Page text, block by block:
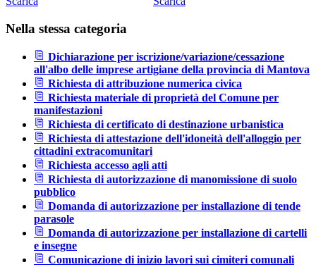
Nella stessa categoria
Dichiarazione per iscrizione/variazione/cessazione
all'albo delle imprese artigiane della provincia di Mantova
Richiesta di attribuzione numerica civica
Richiesta materiale di proprietà del Comune per
manifestazioni
Richiesta di certificato di destinazione urbanistica
Richiesta di attestazione dell'idoneità dell'alloggio per
cittadini extracomunitari
Richiesta accesso agli atti
Richiesta di autorizzazione di manomissione di suolo
pubblico
Domanda di autorizzazione per installazione di tende
parasole
Domanda di autorizzazione per installazione di cartelli
e insegne
Comunicazione di inizio lavori sui cimiteri comunali